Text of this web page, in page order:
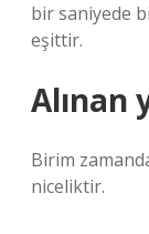
bir saniyede
eşittir.
Alınan
Birim
niceliktir.